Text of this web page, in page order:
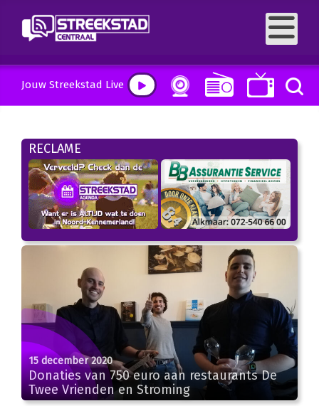
Jouw Streekstad Live
RECLAME
15 december 2020
Donaties van 750 euro aan restaurants De
Twee Vrienden en Stroming